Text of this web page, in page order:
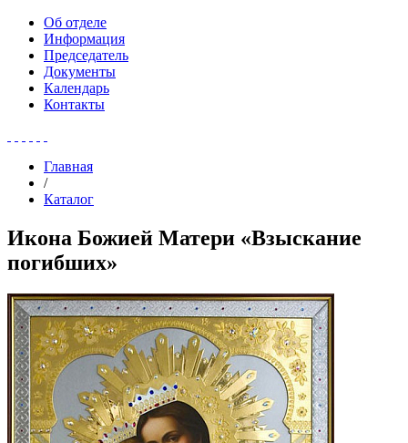
Об отделе
Информация
Председатель
Документы
Календарь
Контакты
Главная
/
Каталог
Икона Божией Матери «Взыскание
погибших»